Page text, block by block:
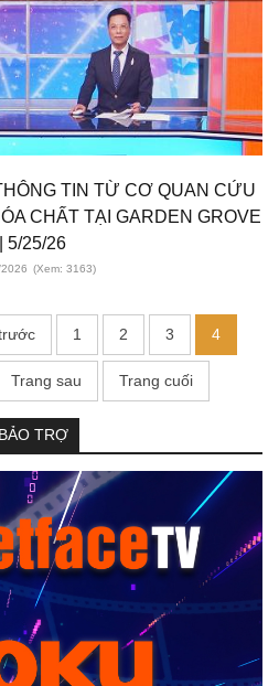
TIN TỪ CƠ QUAN CỨU
CHẤT TẠI GARDEN GROVE
| 5/25/26
(Xem: 3163)
1 2 3 4
Trang sau Trang cuối
TRỢ